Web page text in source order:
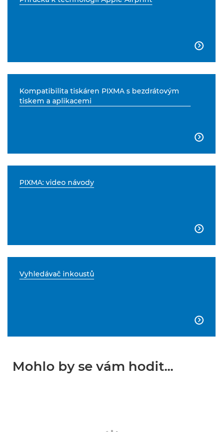

Kompatibilita tiskáren PIXMA s bezdrátovým
tiskem a aplikacemi

PIXMA: video návody

Vyhledávač inkoustů

Mohlo by se vám hodit...